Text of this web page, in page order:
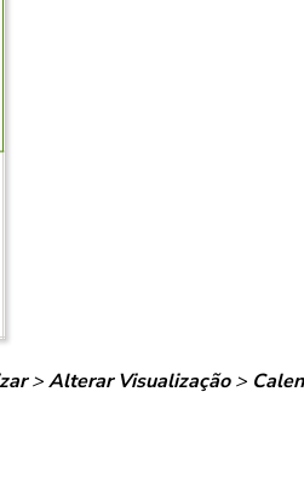
>Alterar Visualização>